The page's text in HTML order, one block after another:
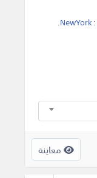
NewYork:
.
معاينة